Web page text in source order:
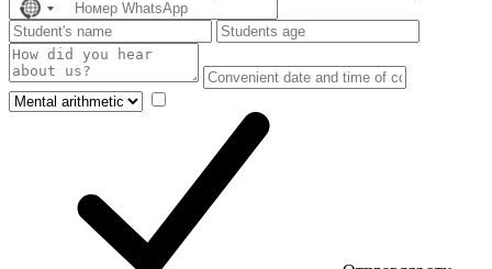
No
country
selected